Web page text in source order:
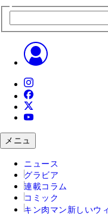
メニュ
ニュース
グラビア
連載コラム
コミック
キン肉マン 新しいウ